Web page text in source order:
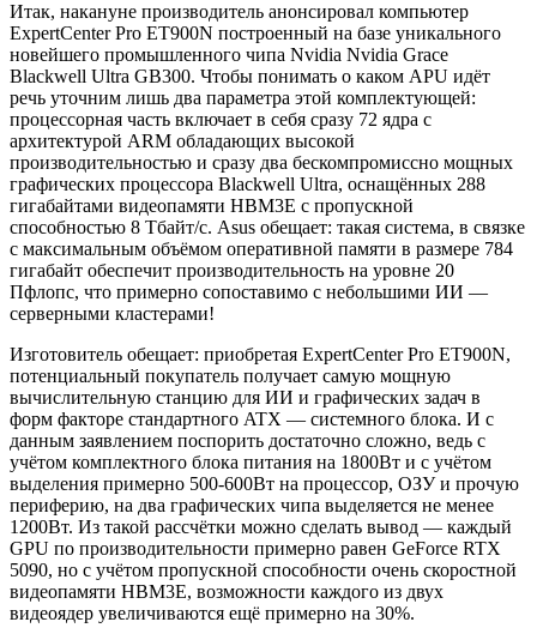
Итак, накануне производитель анонсировал компьютер
ExpertCenter Pro ET900N построенный на базе уникального
новейшего промышленного чипа Nvidia Nvidia Grace
Blackwell Ultra GB300. Чтобы понимать о каком APU идёт
речь уточним лишь два параметра этой комплектующей:
процессорная часть включает в себя сразу 72 ядра с
архитектурой ARM обладающих высокой
производительностью и сразу два бескомпромиссно мощных
графических процессора Blackwell Ultra, оснащённых 288
гигабайтами видеопамяти HBM3E с пропускной
способностью 8 Тбайт/с. Asus обещает: такая система, в связке
с максимальным объёмом оперативной памяти в размере 784
гигабайт обеспечит производительность на уровне 20
Пфлопс, что примерно сопоставимо с небольшими ИИ —
серверными кластерами!
Изготовитель обещает: приобретая ExpertCenter Pro ET900N,
потенциальный покупатель получает самую мощную
вычислительную станцию для ИИ и графических задач в
форм факторе стандартного ATX — системного блока. И с
данным заявлением поспорить достаточно сложно, ведь с
учётом комплектного блока питания на 1800Вт и с учётом
выделения примерно 500-600Вт на процессор, ОЗУ и прочую
периферию, на два графических чипа выделяется не менее
1200Вт. Из такой рассчётки можно сделать вывод — каждый
GPU по производительности примерно равен GeForce RTX
5090, но с учётом пропускной способности очень скоростной
видеопамяти HBM3E, возможности каждого из двух
видеоядер увеличиваются ещё примерно на 30%.